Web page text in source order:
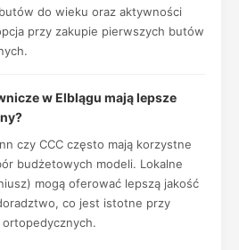
do wieku oraz aktywności
przy zakupie pierwszych butów
w Elblągu mają lepsze
czy CCC często mają korzystne
budżetowych modeli. Lokalne
mogą oferować lepszą jakość
co jest istotne przy